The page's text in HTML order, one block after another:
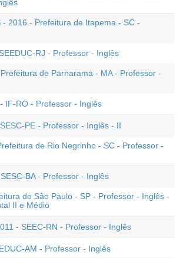
- 2016 - Prefeitura de Itapema - SC -
RJ - Professor - Inglês
de Parnarama - MA - Professor -
IF-RO - Professor - Inglês
PE - Professor - Inglês - II
de Rio Negrinho - SC - Professor -
BA - Professor - Inglês
de São Paulo - SP - Professor - Inglês -
II e Médio
- SEEC-RN - Professor - Inglês
AM - Professor - Inglês